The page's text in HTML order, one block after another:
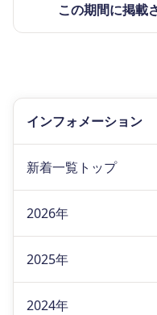
この期間に掲載
インフォメーション
新着一覧トップ
2026年
2025年
2024年